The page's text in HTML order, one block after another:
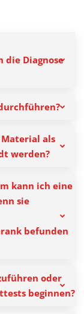
die Diagnose
als
werden?
kann ich eine
sie
befunden
oder
beginnen?